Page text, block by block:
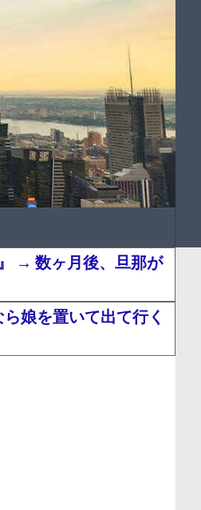
→ 数ヶ月後、旦那が
娘を置いて出て行く